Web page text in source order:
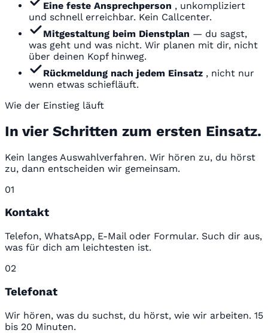
Eine feste Ansprechperson , unkompliziert
und schnell erreichbar. Kein Callcenter.
Mitgestaltung beim Dienstplan — du sagst,
was geht und was nicht. Wir planen mit dir, nicht
über deinen Kopf hinweg.
Rückmeldung nach jedem Einsatz , nicht nur
wenn etwas schiefläuft.
Wie der Einstieg läuft
In vier Schritten zum ersten Einsatz.
Kein langes Auswahlverfahren. Wir hören zu, du hörst
zu, dann entscheiden wir gemeinsam.
01
Kontakt
Telefon, WhatsApp, E-Mail oder Formular. Such dir aus,
was für dich am leichtesten ist.
02
Telefonat
Wir hören, was du suchst, du hörst, wie wir arbeiten. 15
bis 20 Minuten.